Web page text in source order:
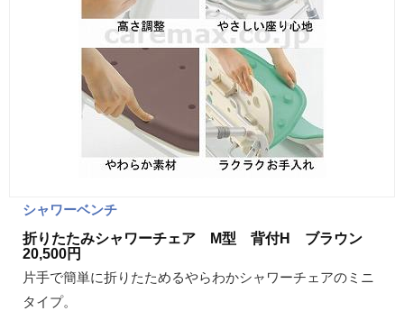
シャワーベンチ
折りたたみシャワーチェア M型 背付H ブラウン
20,500円
片手で簡単に折りたためるやらわかシャワーチェアのミニ
タイプ。